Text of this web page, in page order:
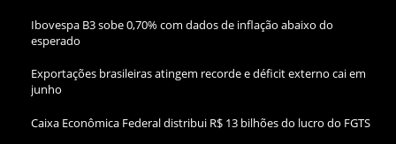
Ibovespa B3 sobe 0,70% com dados de inflação abaixo do
esperado
Exportações brasileiras atingem recorde e déficit externo cai em
junho
Caixa Econômica Federal distribui R$ 13 bilhões do lucro do FGTS